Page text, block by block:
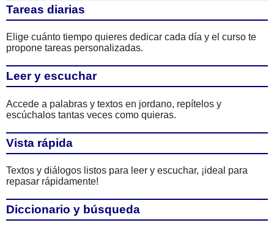
Tareas diarias
Elige cuánto tiempo quieres dedicar cada día y el curso te
propone tareas personalizadas.
Leer y escuchar
Accede a palabras y textos en jordano, repítelos y
escúchalos tantas veces como quieras.
Vista rápida
Textos y diálogos listos para leer y escuchar, ¡ideal para
repasar rápidamente!
Diccionario y búsqueda